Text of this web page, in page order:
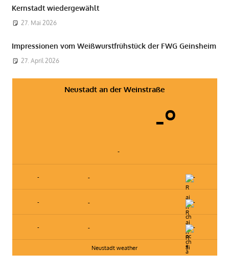
Kernstadt wiedergewählt
27. Mai 2026
Impressionen vom Weißwurstfrühstück der FWG Geinsheim
27. April 2026
Neustadt an der Weinstraße
-º
-
- - -
- - -
- - -
Neustadt weather